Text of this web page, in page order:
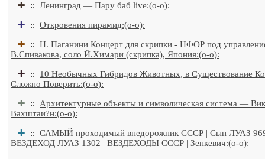
✚ :: Ленинград — Пару баб live:(o-o):
✚ :: Откровения пирамид:(o-o):
✚ :: Н. Паганини Концерт для скрипки - НФОР под
В.Спивакова, соло Й.Химари (скрипка), Япония:(o-o):
✚ :: 10 Необычных Гибридов Животных, в Существование
Сложно Поверить:(o-o):
✚ :: Архитектурные объекты и символическая система —
Вахштаи?н:(o-o):
✚ :: САМЫЙ проходимый внедорожник СССР | Сын ЛУАЗ
ВЕЗДЕХОД ЛУАЗ 1302 | ВЕЗДЕХОДЫ СССР | Зенкевич:(o-o):